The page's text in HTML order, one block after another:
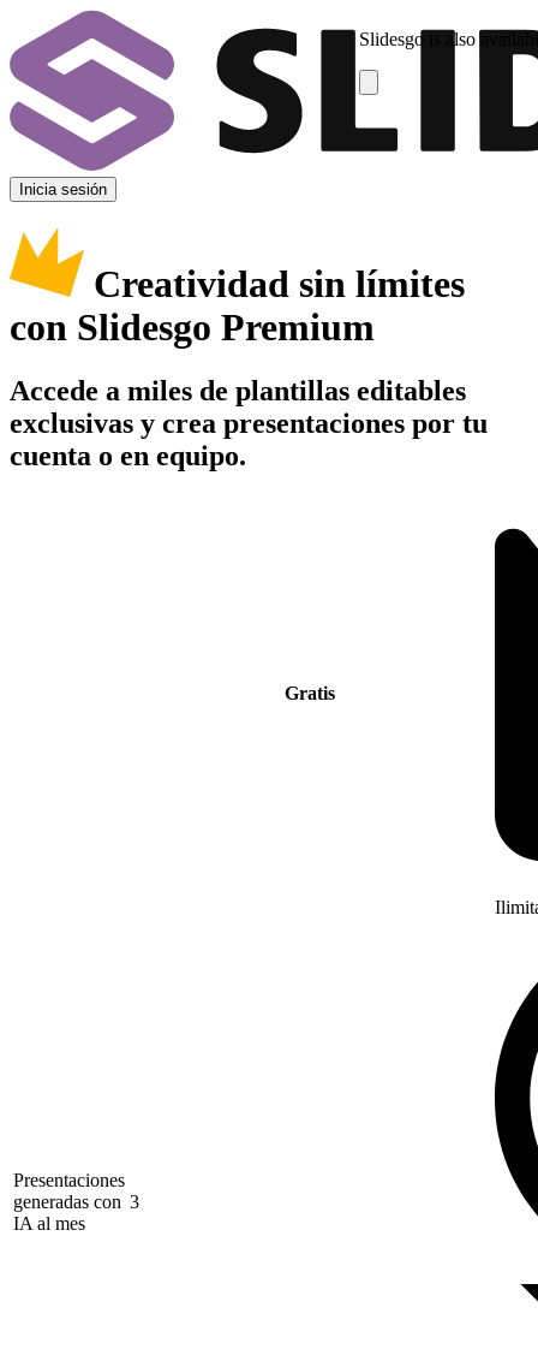
Slidesgo is also
Inicia sesión
Creatividad sin límites
con Slidesgo Premium
Accede a miles de plantillas editables
exclusivas y crea presentaciones por tu
cuenta o en equipo.
Gratis
Presentaciones
generadas con
IA al mes
3